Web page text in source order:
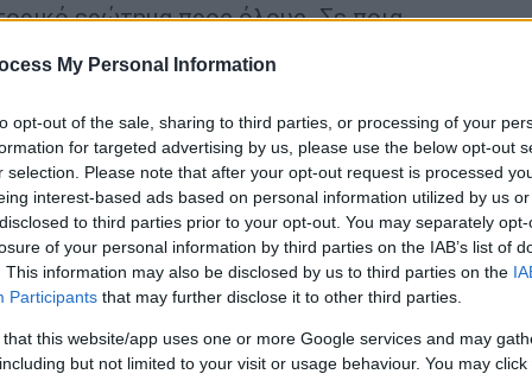
My Personal Information
opt-out of the sale, sharing to third parties, or processing of your
for targeted advertising by us, please use the below opt-out
selection. Please note that after your opt-out request is processed
interest-based ads based on personal information utilized by us
to third parties prior to your opt-out. You may separately
of your personal information by third parties on the IAB’s list of
This information may also be disclosed by us to third parties on the
Participants that may further disclose it to other third parties.
that this website/app uses one or more Google services and may
but not limited to your visit or usage behaviour. You may
ερώτημα προς όλους. Σε ποια
στο κοινοβούλιό τους; Αυτά οι
χώρα είναι σοβαρή ούτε έχει
είχαν συνδεθεί και έδιναν on air
Πόσο σοβαρό είναι αυτό από μόνο του;
να λέει ότι ανέλαβε την ΚΥΠ γιατί
προβλήματα. Τελικά όμως δεν
και την ενεργειακή ένδεια που είναι
την ΕΥΠ γεννά ένα ερώτημα: 50
πράγματι η ΕΥΠ έχει γίνει εργαλείο
που είπε ο διοικητής της ΕΥΠ
σημαίνει ότι η Δημοκρατία